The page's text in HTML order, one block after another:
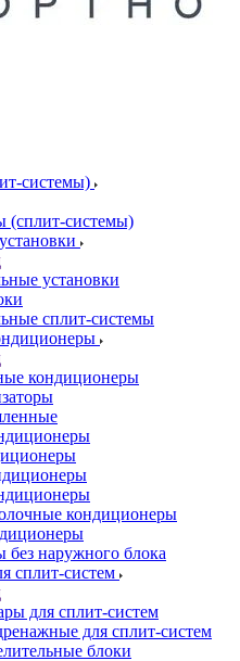
системы)
(сплит-системы)
установки
сплит-системы
кондиционеры
кондиционеры
наружного блока
сплит-систем
для сплит-систем
для сплит-систем
блоки